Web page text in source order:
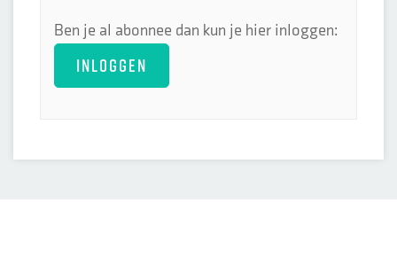
Ben je al abonnee dan kun je hier inloggen:
INLOGGEN